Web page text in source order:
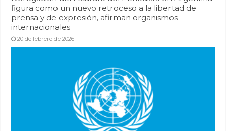
figura como un nuevo retroceso a la libertad de
prensa y de expresión, afirman organismos
internacionales
20 de febrero de 2026